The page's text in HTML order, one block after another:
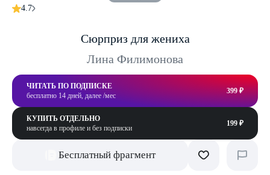
4.7
Сюрприз для жениха
Лина Филимонова
ЧИТАТЬ ПО ПОДПИСКЕ
бесплатно 14 дней, далее /мес
399 ₽
КУПИТЬ ОТДЕЛЬНО
навсегда в профиле и без подписки
199 ₽
Бесплатный фрагмент